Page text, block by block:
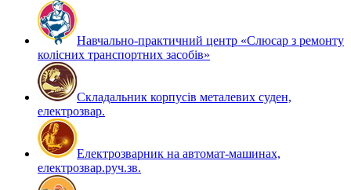
Навчально-практичний центр «Слюсар з ремонту
колісних транспортних засобів»
Складальник корпусів металевих суден,
електрозвар.
Електрозварник на автомат-машинах,
електрозвар.руч.зв.